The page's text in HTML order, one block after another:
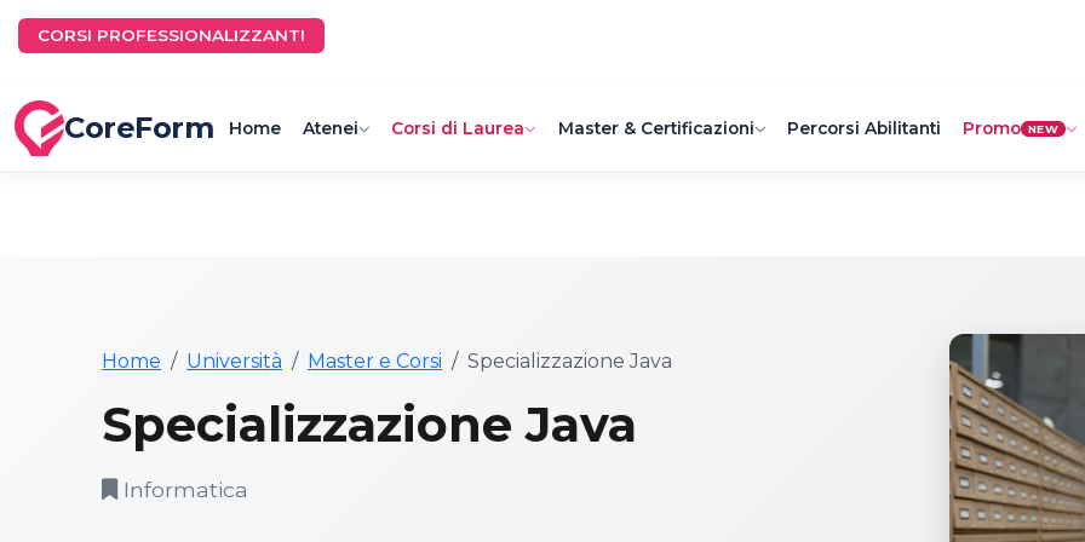
CoreForm Home Atenei Corsi di Laurea Master & Certificazioni Percorsi Abilitanti Promo NEW
Home Università Master e Corsi Specializzazione Java
CORSI PROFESSIONALIZZANTI
Specializzazione Java
Informatica